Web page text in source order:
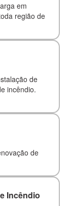
em
região de
de
incêndio.
de
Incêndio